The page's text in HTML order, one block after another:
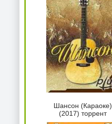
Шансон (Караоке)
(2017) торрент